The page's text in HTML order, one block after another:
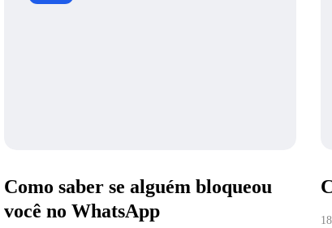
Como saber se alguém bloqueou
você no WhatsApp